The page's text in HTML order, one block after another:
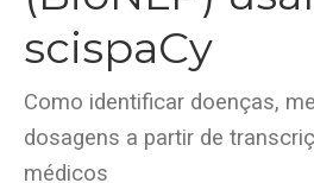
scispaCy
Como identificar doenças,
dosagens a partir de
médicos